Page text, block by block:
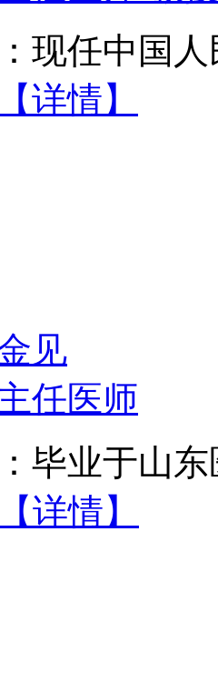
任中国人
【详情】
见
任医师
业于山东
【详情】